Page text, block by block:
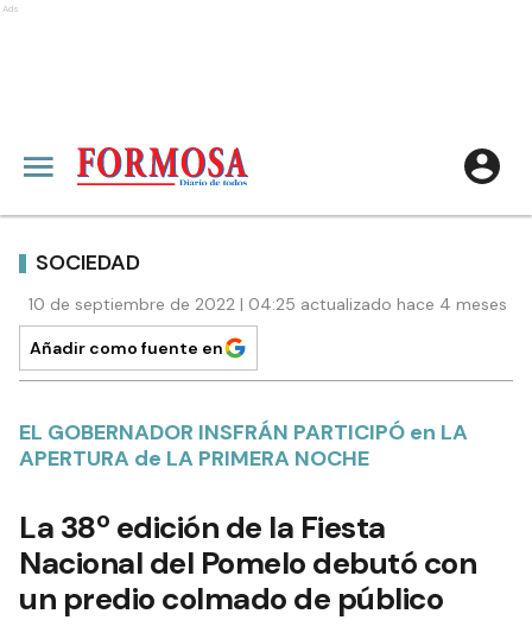
Ads
SOCIEDAD
10 de septiembre de 2022 | 04:25 actualizado hace 4 meses
Añadir como fuente en
EL GOBERNADOR INSFRÁN PARTICIPÓ en LA
APERTURA de LA PRIMERA NOCHE
La 38º edición de la Fiesta
Nacional del Pomelo debutó con
un predio colmado de público